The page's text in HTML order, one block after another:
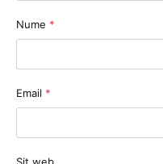
Nume *
Email *